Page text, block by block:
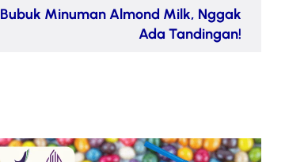
Bubuk Minuman Almond Milk, Nggak
Ada Tandingan!